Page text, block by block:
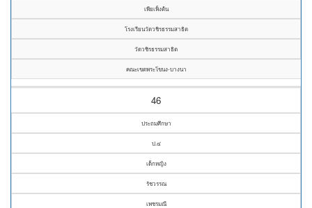
เพียเพ็งต้น
โรงเรียนวัดวชิรธรรมสาธิต
วัดวชิรธรรมสาธิต
คณะเขตพระโขนง-บางนา
46
ประถมศึกษา
ป.๔
เด็กหญิง
รัชวรรณ
เพชรมณี